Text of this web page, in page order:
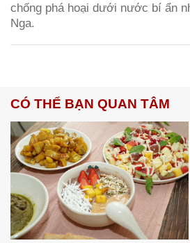
chống phá hoại dưới nước bí ẩn
Nga.
CÓ THỂ BẠN QUAN TÂM